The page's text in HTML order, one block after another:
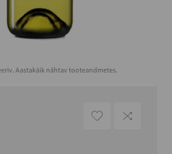
Aastakäik nähtav tooteandmetes.